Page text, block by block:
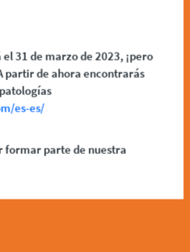
31 de marzo de 2023, ¡pero
partir de ahora encontrarás
es-es/
formar parte de nuestra